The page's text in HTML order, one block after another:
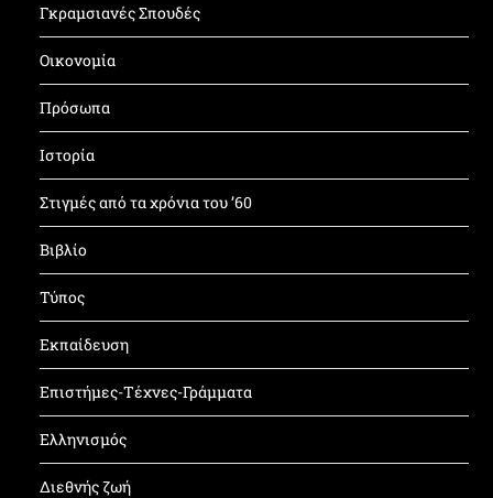
Γκραμσιανές Σπουδές
Οικονομία
Πρόσωπα
Ιστορία
Στιγμές από τα χρόνια του ’60
Βιβλίο
Τύπος
Εκπαίδευση
Επιστήμες-Τέχνες-Γράμματα
Ελληνισμός
Διεθνής ζωή